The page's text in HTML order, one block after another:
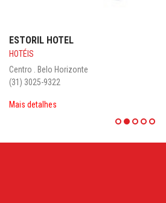
ESTORIL HOTEL
HOTÉIS
Centro . Belo Horizonte
(31) 3025-9322
Mais detalhes